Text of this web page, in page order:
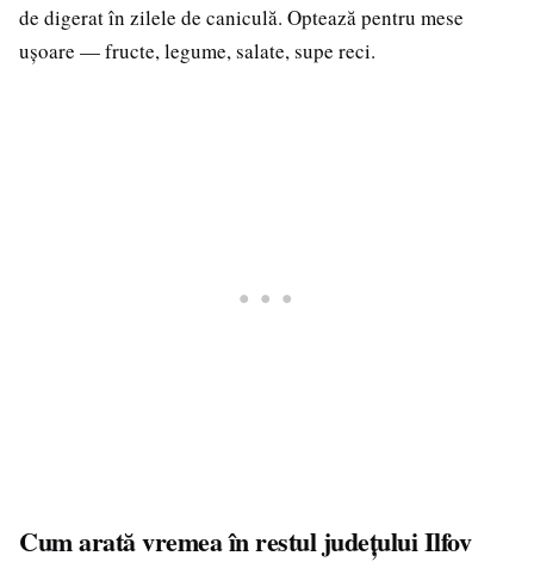
de digerat în zilele de caniculă. Optează pentru mese
ușoare — fructe, legume, salate, supe reci.
Cum arată vremea în restul județului Ilfov